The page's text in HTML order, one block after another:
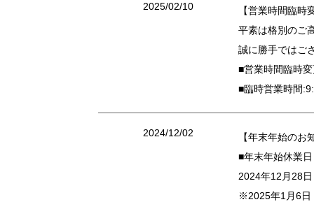
2025/02/10
【営業時間臨時
平素は格別のご
誠に勝手ではご
■営業時間臨時
■臨時営業時間
2024/12/02
【年末年始のお
■年末年始休業日
2024年12月28
※2025年1月6日